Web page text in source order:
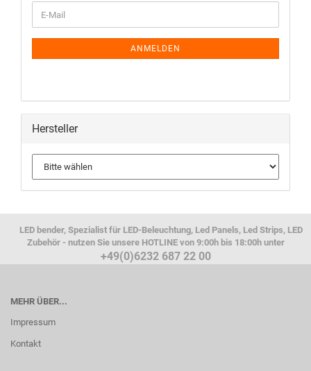
ANMELDEN
Hersteller
LED bender, Spezialist für LED-Beleuchtung, Led Panels, Led Strips, LED
Zubehör - nutzen Sie unsere HOTLINE von 9:00h bis 18:00h unter
+49(0)6232 687 22 00
MEHR ÜBER...
Impressum
Kontakt